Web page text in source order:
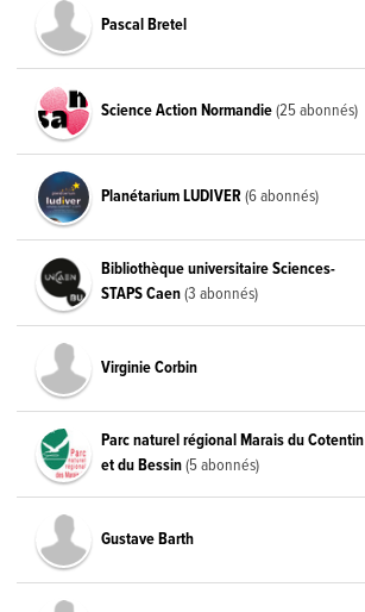
Pascal Bretel
Science Action Normandie(25 abonnés)
Planétarium LUDIVER(6 abonnés)
Bibliothèque universitaire Sciences-
STAPS Caen(3 abonnés)
Virginie Corbin
Parc naturel régional Marais du Cotentin
et du Bessin(5 abonnés)
Gustave Barth